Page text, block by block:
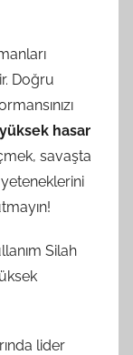
Doğru
yüksek hasar
savaşta
Silah
lider